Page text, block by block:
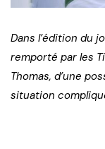
Dans l’édition du
remporté par les
Thomas, d’une
situation